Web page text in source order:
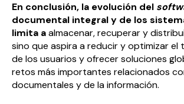
En conclusión, la evolución del
documental integral y de los
limita aalmacenar, recuperar y
sino que aspira a reducir y optimizar el
de los usuarios y ofrecer soluciones
retos más importantes relacionados
documentales y de la información.